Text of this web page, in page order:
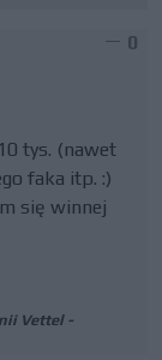
0
tys. (nawet
faka itp. :)
się winnej
Vettel -